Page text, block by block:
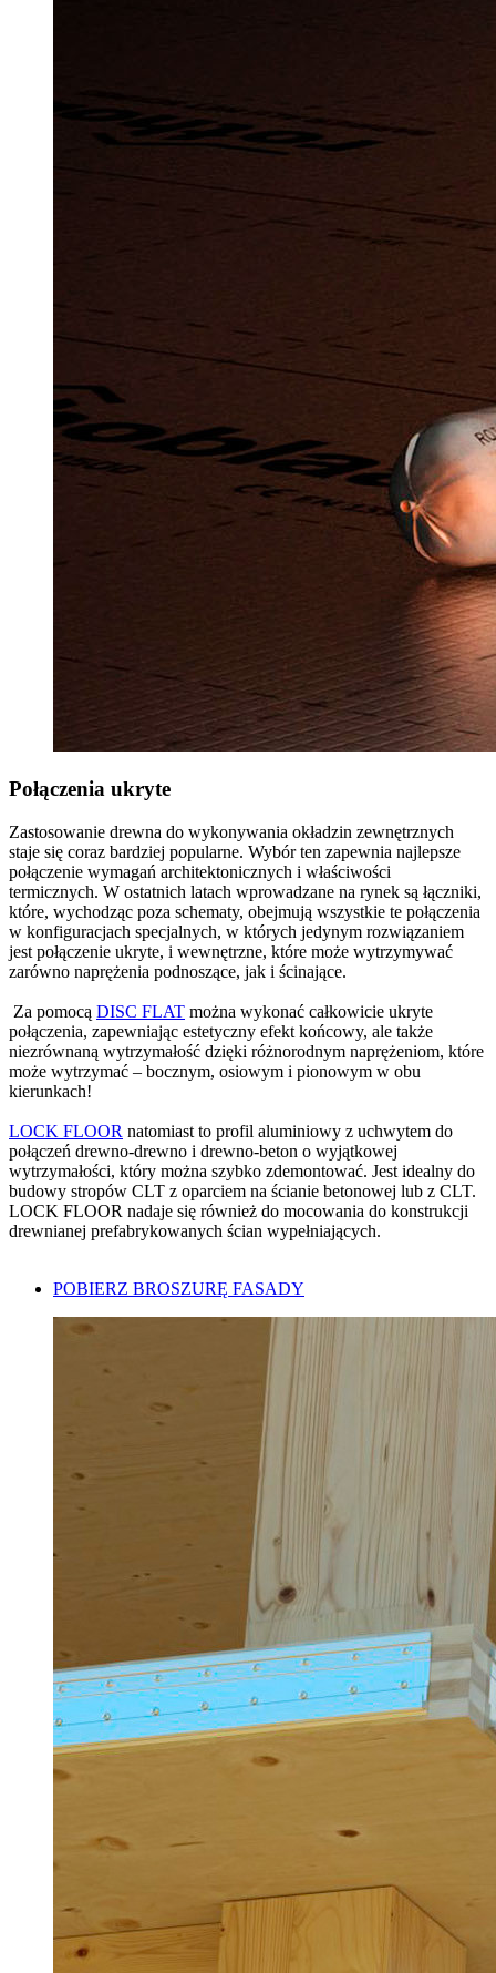
Połączenia ukryte
Zastosowanie drewna do wykonywania okładzin zewnętrznych
staje się coraz bardziej popularne. Wybór ten zapewnia najlepsze
połączenie wymagań architektonicznych i właściwości
termicznych. W ostatnich latach wprowadzane na rynek są łączniki,
które, wychodząc poza schematy, obejmują wszystkie te połączenia
w konfiguracjach specjalnych, w których jedynym rozwiązaniem
jest połączenie ukryte, i wewnętrzne, które może wytrzymywać
zarówno naprężenia podnoszące, jak i ścinające.
Za pomocą DISC FLAT można wykonać całkowicie ukryte
połączenia, zapewniając estetyczny efekt końcowy, ale także
niezrównaną wytrzymałość dzięki różnorodnym naprężeniom, które
może wytrzymać – bocznym, osiowym i pionowym w obu
kierunkach!
LOCK FLOOR natomiast to profil aluminiowy z uchwytem do
połączeń drewno-drewno i drewno-beton o wyjątkowej
wytrzymałości, który można szybko zdemontować. Jest idealny do
budowy stropów CLT z oparciem na ścianie betonowej lub z CLT.
LOCK FLOOR nadaje się również do mocowania do konstrukcji
drewnianej prefabrykowanych ścian wypełniających.
POBIERZ BROSZURĘ FASADY